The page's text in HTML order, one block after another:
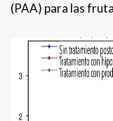
(PAA) para las